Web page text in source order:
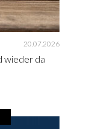
20.07.2026
wieder da